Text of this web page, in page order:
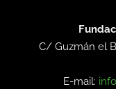
C/ Guzmán el
E-mail: